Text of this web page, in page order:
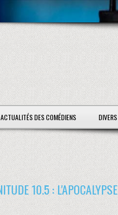
ACTUALITÉS DES COMÉDIENS DIVERS
10.5 : L'APOCALYPSE